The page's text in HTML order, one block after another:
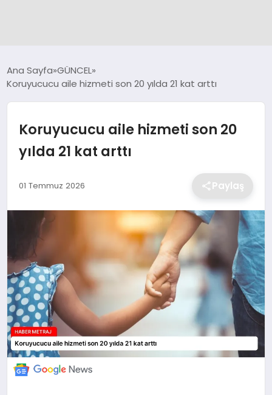
DÜNYA
EKONOMİ
MAGAZİN
TEKNOLOJİ
SAĞLIK
EĞİTİM
Ana Sayfa GÜNCEL
Koruyucucu aile hizmeti son 20 yılda 21 kat arttı
Koruyucucu aile hizmeti son 20
yılda 21 kat arttı
01 Temmuz 2026 Paylaş